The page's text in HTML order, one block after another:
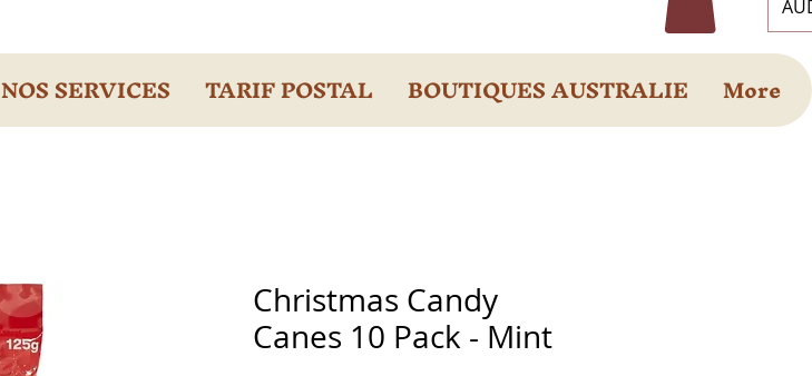
NOS SERVICES TARIF POSTAL BOUTIQUES AUSTRALIE More
Christmas Candy
Canes 10 Pack - Mint